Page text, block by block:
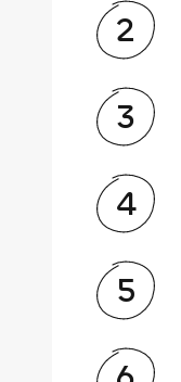
2
3
4
5